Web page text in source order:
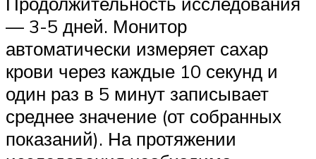
— 3-5 дней. Монитор
автоматически измеряет сахар
крови через каждые 10 секунд и
один раз в 5 минут записывает
среднее значение (от собранных
показаний). На протяжении